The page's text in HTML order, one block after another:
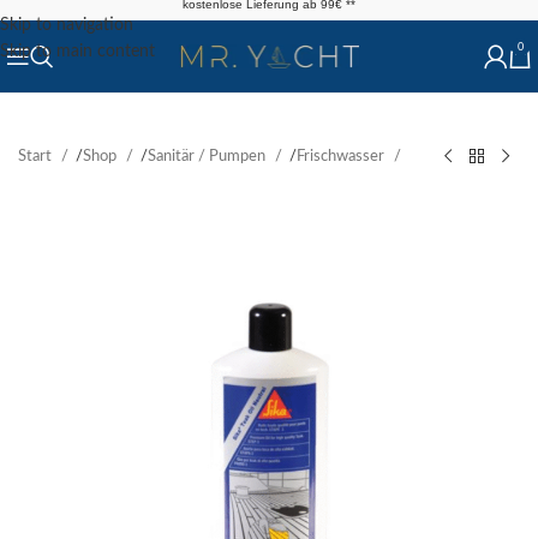
Skip to navigation
Skip to main content
kostenlose Lieferung ab 99€ **
0
Start /Shop /Sanitär / Pumpen /Frischwasser